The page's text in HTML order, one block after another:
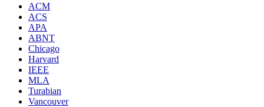
ACM
ACS
APA
ABNT
Chicago
Harvard
IEEE
MLA
Turabian
Vancouver